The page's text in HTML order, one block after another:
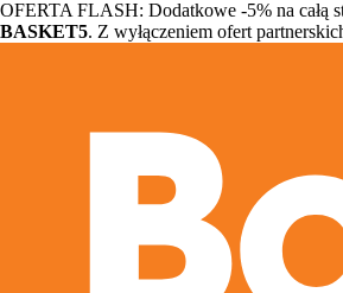
OFERTA FLASH: Dodatkowe -5% na całą
BASKET5. Z wyłączeniem ofert